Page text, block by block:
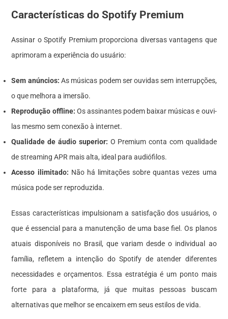
Características do Spotify Premium
Assinar o Spotify Premium proporciona diversas vantagens que
aprimoram a experiência do usuário:
Sem anúncios: As músicas podem ser ouvidas sem interrupções,
o que melhora a imersão.
Reprodução offline: Os assinantes podem baixar músicas e ouvi-
las mesmo sem conexão à internet.
Qualidade de áudio superior: O Premium conta com qualidade
de streaming APR mais alta, ideal para audiófilos.
Acesso ilimitado: Não há limitações sobre quantas vezes uma
música pode ser reproduzida.
Essas características impulsionam a satisfação dos usuários, o
que é essencial para a manutenção de uma base fiel. Os planos
atuais disponíveis no Brasil, que variam desde o individual ao
família, refletem a intenção do Spotify de atender diferentes
necessidades e orçamentos. Essa estratégia é um ponto mais
forte para a plataforma, já que muitas pessoas buscam
alternativas que melhor se encaixem em seus estilos de vida.